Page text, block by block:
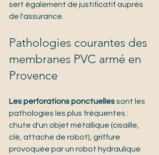
sert également de justificatif auprès
de l'assurance.
Pathologies courantes des
membranes PVC armé en
Provence
Les perforations ponctuelles sont les
pathologies les plus fréquentes :
chute d'un objet métallique (cisaille,
clé, attache de robot), griffure
provoquée par un robot hydraulique